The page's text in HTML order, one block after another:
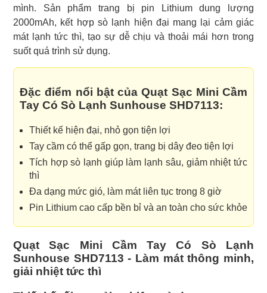
mình. Sản phẩm trang bị pin Lithium dung lượng
2000mAh, kết hợp sò lạnh hiện đại mang lại cảm giác
mát lạnh tức thì, tạo sự dễ chịu và thoải mái hơn trong
suốt quá trình sử dụng.
Đặc điểm nổi bật của Quạt Sạc Mini Cầm
Tay Có Sò Lạnh Sunhouse SHD7113:
Thiết kế hiện đại, nhỏ gọn tiện lợi
Tay cầm có thể gấp gọn, trang bị dây đeo tiện lợi
Tích hợp sò lạnh giúp làm lạnh sâu, giảm nhiệt tức
thì
Đa dạng mức gió, làm mát liên tục trong 8 giờ
Pin Lithium cao cấp bền bỉ và an toàn cho sức khỏe
Quạt Sạc Mini Cầm Tay Có Sò Lạnh
Sunhouse SHD7113 - Làm mát thông minh,
giải nhiệt tức thì